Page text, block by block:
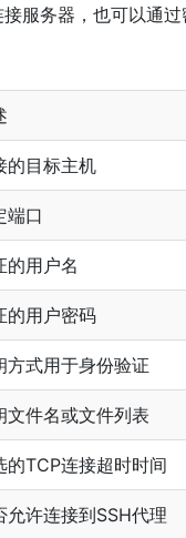
服务器，也可以通过
的目标主机
端口
的用户名
的用户密码
方式用于身份验证
文件名或文件列表
的TCP连接超时时间
允许连接到SSH代理